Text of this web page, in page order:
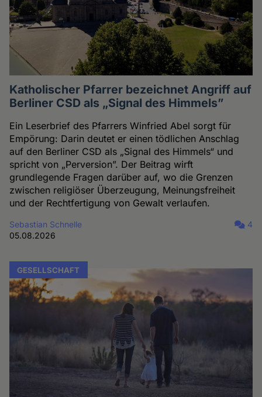
Katholischer Pfarrer bezeichnet Angriff auf
Berliner CSD als „Signal des Himmels”
Ein Leserbrief des Pfarrers Winfried Abel sorgt für
Empörung: Darin deutet er einen tödlichen Anschlag
auf den Berliner CSD als „Signal des Himmels“ und
spricht von „Perversion”. Der Beitrag wirft
grundlegende Fragen darüber auf, wo die Grenzen
zwischen religiöser Überzeugung, Meinungsfreiheit
und der Rechtfertigung von Gewalt verlaufen.
Sebastian Schnelle
05.08.2026
4
GESELLSCHAFT